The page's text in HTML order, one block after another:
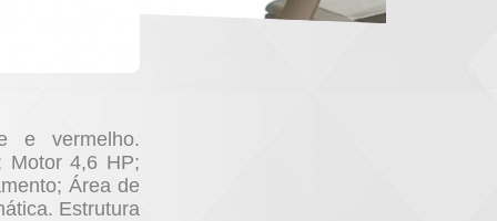
e vermelho.
Motor 4,6 HP;
Área de
Estrutura